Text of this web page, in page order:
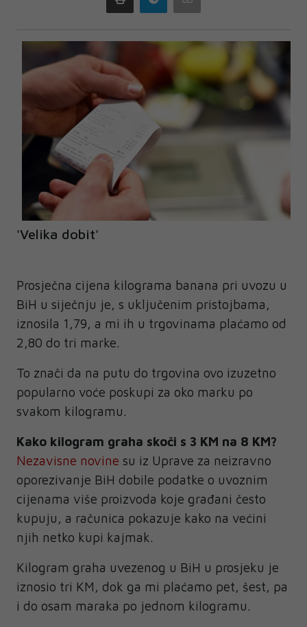
'Velika dobit'
Prosječna cijena kilograma banana pri uvozu u
BiH u siječnju je, s uključenim pristojbama,
iznosila 1,79, a mi ih u trgovinama plaćamo od
2,80 do tri marke.
To znači da na putu do trgovina ovo izuzetno
popularno voće poskupi za oko marku po
svakom kilogramu.
Kako kilogram graha skoči s 3 KM na 8 KM?
Nezavisne novine su iz Uprave za neizravno
oporezivanje BiH dobile podatke o uvoznim
cijenama više proizvoda koje građani često
kupuju, a računica pokazuje kako na većini
njih netko kupi kajmak.
Kilogram graha uvezenog u BiH u prosjeku je
iznosio tri KM, dok ga mi plaćamo pet, šest, pa
i do osam maraka po jednom kilogramu.